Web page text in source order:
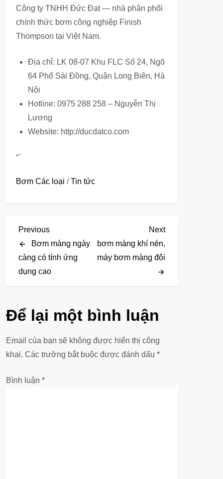
Công ty TNHH Đức Đạt — nhà phân phối
chính thức bơm công nghiệp Finish
Thompson tại Việt Nam.
Địa chỉ: LK 08-07 Khu FLC Số 24, Ngõ
64 Phố Sài Đồng, Quận Long Biên, Hà
Nội
Hotline: 0975 288 258 – Nguyễn Thị
Lương
Website: http://ducdatco.com
“`
Bơm Các loại /Tin tức
Đ
i
ề
h
ư
n
Previous
Post
Previous
Bơm màng ngày
càng có tính ứng
dụng cao
Next
Next
bơm màng khí nén,
máy bơm màng đôi
Để lại một bình luận
Email của bạn sẽ không được hiển thị công
khai. Các trường bắt buộc được đánh dấu *
Bình luận *